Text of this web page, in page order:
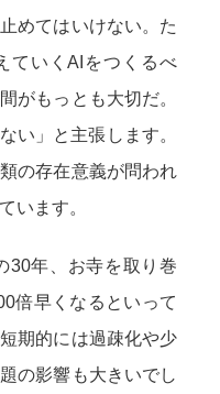
めてはいけない。た
ていくAIをつくるべ
がもっとも大切だ。
い」と主張します。
の存在意義が問われ
います。
30年、お寺を取り巻
倍早くなるといって
期的には過疎化や少
の影響も大きいでし